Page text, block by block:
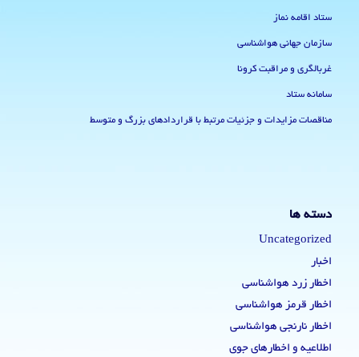
ستاد اقامه نماز
سازمان جهانی هواشناسی
غربالگری و مراقبت کرونا
سامانه ستاد
مناقصات مزایدات و جزئیات مرتبط با قراردادهای بزرگ و متوسط
دسته ها
Uncategorized
اخبار
اخطار زرد هواشناسی
اخطار قرمز هواشناسی
اخطار نارنجی هواشناسی
اطلاعیه و اخطارهای جوی